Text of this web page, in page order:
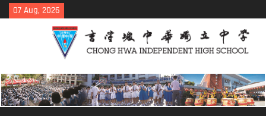
Skip
to
07 Aug, 2026